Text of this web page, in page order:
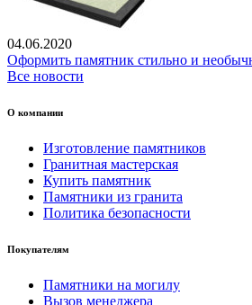
04.06.2020
Оформить памятник стильно и
Все новости
О компании
Изготовление памятников
Гранитная мастерская
Купить памятник
Памятники из гранита
Политика безопасности
Покупателям
Памятники на могилу
Вызов менеджера